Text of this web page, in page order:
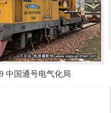
中国通号电气化局